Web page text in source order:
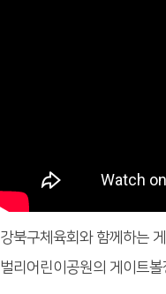
강북구체육회와 함께하는
벌리어린이공원의 게이트